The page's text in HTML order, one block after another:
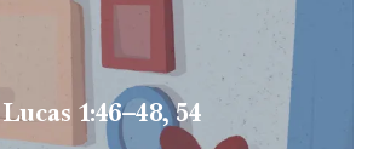
Lucas 1:46–48, 54